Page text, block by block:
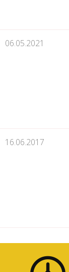
06.05.2021
16.06.2017